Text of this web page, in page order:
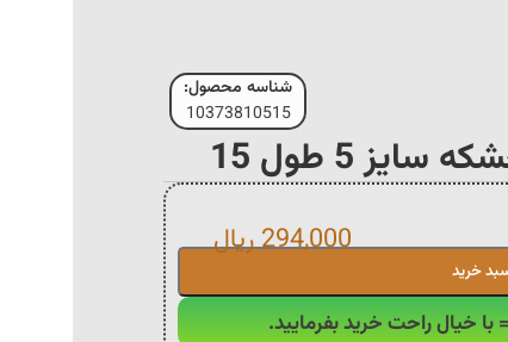
شناسه محصول:
10373810515
5 طول 15
خرید
294,000ریال
خیال راحت خرید بفرمایید.